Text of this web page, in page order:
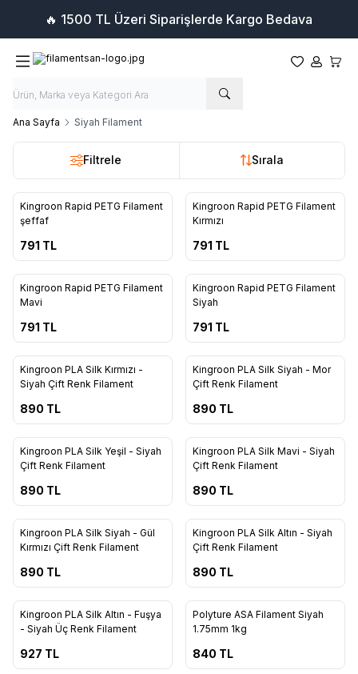
🔥 1500 TL Üzeri Siparişlerde Kargo Bedava
Favorilerim
Hesabım
Ana Sayfa Siyah Filament
Filtrele Sırala
6
Kingroon Rapid PETG Filament
şeffaf
791 TL
5
Kingroon Rapid PETG Filament
Kırmızı
791 TL
5
Kingroon Rapid PETG Filament
Mavi
791 TL
5
Kingroon Rapid PETG Filament
Siyah
791 TL
16
Kingroon PLA Silk Kırmızı -
Siyah Çift Renk Filament
890 TL
16
Kingroon PLA Silk Siyah - Mor
Çift Renk Filament
890 TL
16
Kingroon PLA Silk Yeşil - Siyah
Çift Renk Filament
890 TL
16
Kingroon PLA Silk Mavi - Siyah
Çift Renk Filament
890 TL
16
Kingroon PLA Silk Siyah - Gül
Kırmızı Çift Renk Filament
890 TL
16
Kingroon PLA Silk Altın - Siyah
Çift Renk Filament
890 TL
16
Kingroon PLA Silk Altın - Fuşya
- Siyah Üç Renk Filament
927 TL
9
Polyture ASA Filament Siyah
1.75mm 1kg
840 TL
80